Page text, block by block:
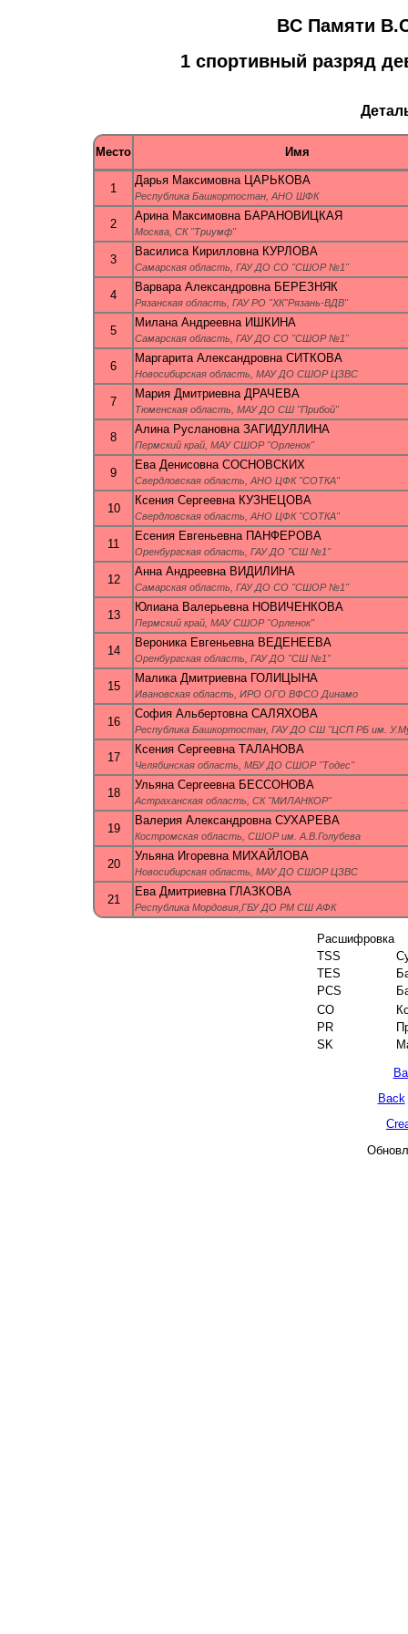
BC Пaмяти
1 cпopтивный рaзряд
Место Имя
1
Дарья Максимовна ЦАРЬКОВА
Республика Башкортостан, АНО ШФК
2
Арина Максимовна БАРАНОВИЦКАЯ
Москва, СК "Триумф"
3
Василиса Кирилловна КУРЛОВА
Самарская область, ГАУ ДО СО "СШОР №1"
4
Варвара Александровна БЕРЕЗНЯК
Рязанская область, ГАУ РО "ХК"Рязань-ВДВ"
5
Милана Андреевна ИШКИНА
Самарская область, ГАУ ДО СО "СШОР №1"
6
Маргарита Александровна СИТКОВА
Новосибирская область, МАУ ДО СШОР ЦЗВС
7
Мария Дмитриевна ДРАЧЕВА
Тюменская область, МАУ ДО СШ "Прибой"
8
Алина Руслановна ЗАГИДУЛЛИНА
Пермский край, МАУ СШОР "Орленок"
9
Ева Денисовна СОСНОВСКИХ
Свердловская область, АНО ЦФК "СОТКА"
10
Ксения Сергеевна КУЗНЕЦОВА
Свердловская область, АНО ЦФК "СОТКА"
11
Есения Евгеньевна ПАНФЕРОВА
Оренбургская область, ГАУ ДО "СШ №1"
12
Анна Андреевна ВИДИЛИНА
Самарская область, ГАУ ДО СО "СШОР №1"
13
Юлиана Валерьевна НОВИЧЕНКОВА
Пермский край, МАУ СШОР "Орленок"
14
Вероника Евгеньевна ВЕДЕНЕЕВА
Оренбургская область, ГАУ ДО "СШ №1"
15
Малика Дмитриевна ГОЛИЦЫНА
Ивановская область, ИРО ОГО ВФСО Динамо
16
София Альбертовна САЛЯХОВА
Республика Башкортостан, ГАУ ДО СШ "ЦСП РБ им.
17
Ксения Сергеевна ТАЛАНОВА
Челябинская область, МБУ ДО СШОР "Тодес"
18
Ульяна Сергеевна БЕССОНОВА
Астраханская область, СК "МИЛАНКОР"
19
Валерия Александровна СУХАРЕВА
Костромская область, СШОР им. А.В.Голубева
20
Ульяна Игоревна МИХАЙЛОВА
Новосибирская область, МАУ ДО СШОР ЦЗВС
21
Ева Дмитриевна ГЛАЗКОВА
Республика Мордовия,ГБУ ДО РМ СШ АФК
Расшифровка
TSS
TES
PCS
CO
PR
SK
Back